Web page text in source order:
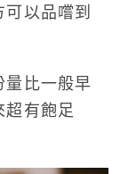
以品嚐到
量比一般早
有飽足